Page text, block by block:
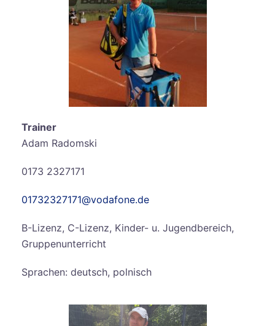
Trainer
Adam Radomski
0173 2327171
01732327171@vodafone.de
B-Lizenz, C-Lizenz, Kinder- u. Jugendbereich,
Gruppenunterricht
Sprachen: deutsch, polnisch